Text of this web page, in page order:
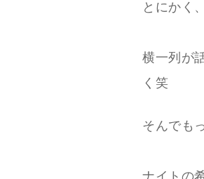
とにかく
横一列が
く笑
そんでも
ナイトの